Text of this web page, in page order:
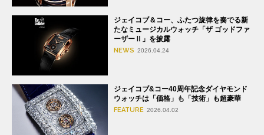
ジェイコブ＆コー、ふたつ旋律を奏でる新
たなミュージカルウォッチ「ザ ゴッドファ
ーザーⅡ」を披露
NEWS 2026.04.24
ジェイコブ&コー40周年記念ダイヤモンド
ウォッチは「価格」も「技術」も超豪華
FEATURE 2026.04.02